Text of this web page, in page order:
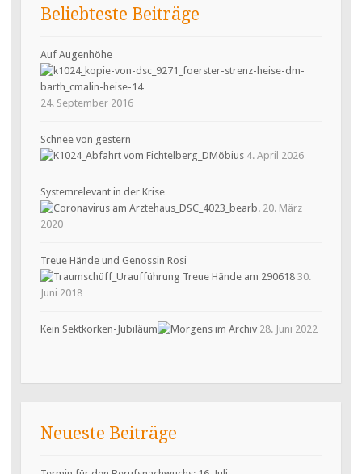
Beliebteste Beiträge
Auf Augenhöhe
24. September 2016
Schnee von gestern
4. April 2026
Systemrelevant in der Krise
20. März
2020
Treue Hände und Genossin Rosi
30.
Juni 2018
Kein Sektkorken-Jubiläum 28. Juni 2022
Neueste Beiträge